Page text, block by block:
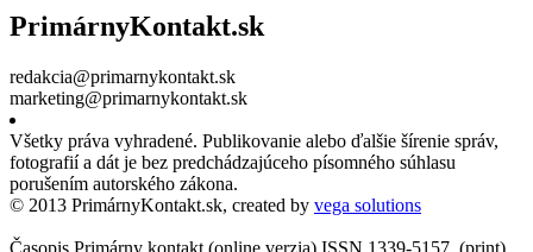
PrimárnyKontakt.sk
redakcia@primarnykontakt.sk
marketing@primarnykontakt.sk
Všetky práva vyhradené. Publikovanie alebo ďalšie šírenie správ,
fotografií a dát je bez predchádzajúceho písomného súhlasu
porušením autorského zákona.
© 2013 PrimárnyKontakt.sk, created by vega solutions
Časopis Primárny kontakt (online verzia) ISSN 1339-5157, (print)